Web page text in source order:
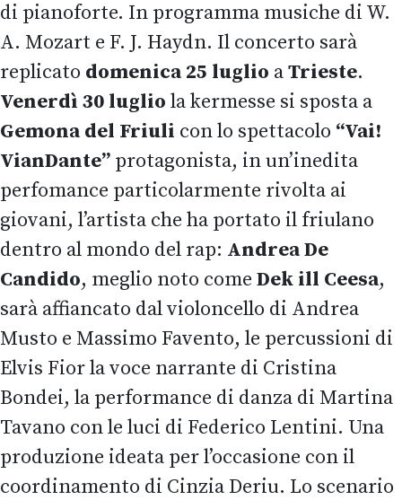
di pianoforte. In programma musiche di W.
A. Mozart e F. J. Haydn. Il concerto sarà
replicato domenica 25 luglio aTrieste.
Venerdì 30 luglio la kermesse si sposta a
Gemona del Friuli con lo spettacolo “Vai!
VianDante” protagonista, in un’inedita
perfomance particolarmente rivolta ai
giovani, l’artista che ha portato il friulano
dentro al mondo del rap: Andrea De
Candido, meglio noto come Dek ill Ceesa,
sarà affiancato dal violoncello di Andrea
Musto e Massimo Favento, le percussioni di
Elvis Fior la voce narrante di Cristina
Bondei, la performance di danza di Martina
Tavano con le luci di Federico Lentini. Una
produzione ideata per l’occasione con il
coordinamento di Cinzia Deriu. Lo scenario